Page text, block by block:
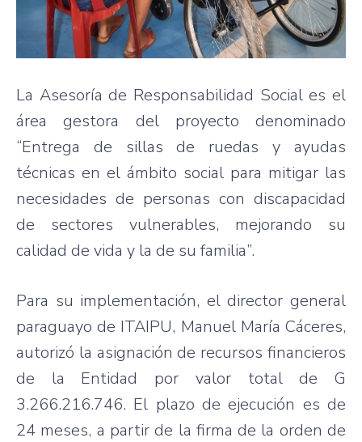
La Asesoría de Responsabilidad Social es el
área gestora del proyecto denominado
“Entrega de sillas de ruedas y ayudas
técnicas en el ámbito social para mitigar las
necesidades de personas con discapacidad
de sectores vulnerables, mejorando su
calidad de vida y la de su familia”.
Para su implementación, el director general
paraguayo de ITAIPU, Manuel María Cáceres,
autorizó la asignación de recursos financieros
de la Entidad por valor total de G
3.266.216.746. El plazo de ejecución es de
24 meses, a partir de la firma de la orden de